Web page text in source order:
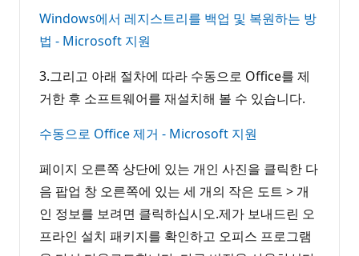
Windows에서 레지스트리를 백업 및 복원하는 방
법 - Microsoft 지원
3.그리고 아래 절차에 따라 수동으로 Office를 제
거한 후 소프트웨어를 재설치해 볼 수 있습니다.
수동으로 Office 제거 - Microsoft 지원
페이지 오른쪽 상단에 있는 개인 사진을 클릭한 다
음 팝업 창 오른쪽에 있는 세 개의 작은 도트 > 개
인 정보를 보려면 클릭하십시오.제가 보내드린 오
프라인 설치 패키지를 확인하고 오피스 프로그램